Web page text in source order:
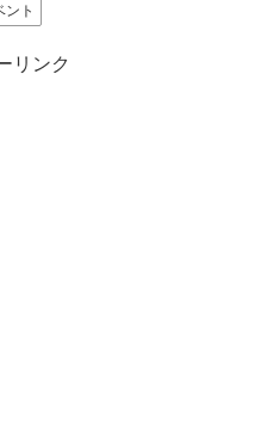
ント
リンク